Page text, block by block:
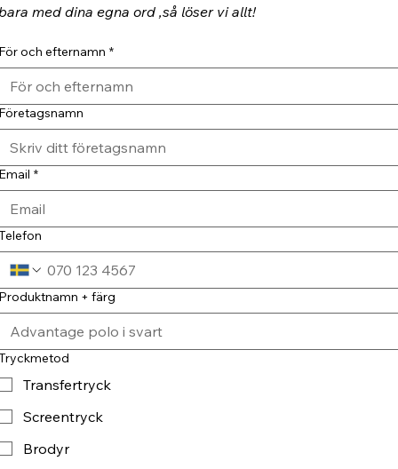
med dina egna ord ,så löser vi allt!
och efternamn *
*
+ färg
Transfertryck
Screentryck
Brodyr